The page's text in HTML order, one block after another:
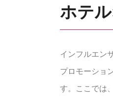
ホテ
インフルエン
プロモーショ
す。ここでは